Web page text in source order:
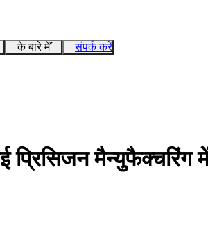
के बारे में संपर्क करें
प्रिसिजन मैन्युफैक्चरिंग